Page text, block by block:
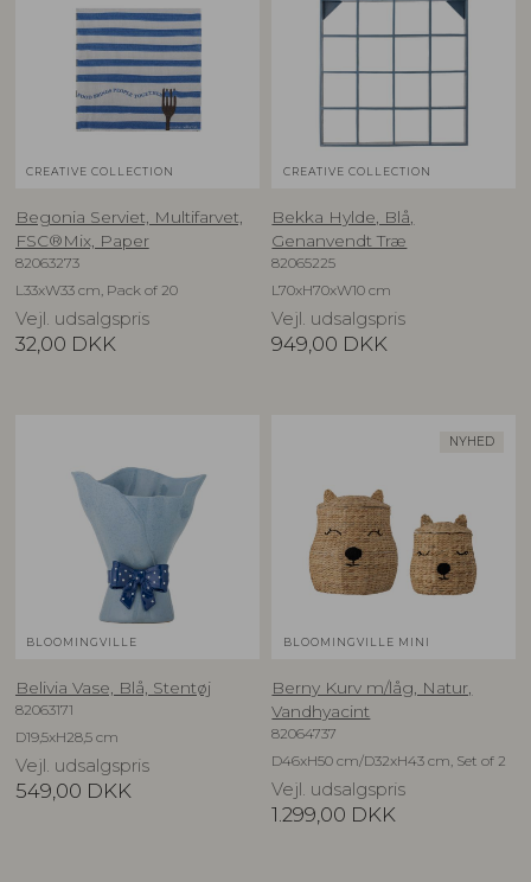
CREATIVE COLLECTION
Begonia Serviet, Multifarvet,
FSC®Mix, Paper
82063273
L33xW33 cm, Pack of 20
Vejl. udsalgspris
32,00 DKK
CREATIVE COLLECTION
Bekka Hylde, Blå,
Genanvendt Træ
82065225
L70xH70xW10 cm
Vejl. udsalgspris
949,00 DKK
BLOOMINGVILLE
Belivia Vase, Blå, Stentøj
82063171
D19,5xH28,5 cm
Vejl. udsalgspris
549,00 DKK
NYHED
BLOOMINGVILLE MINI
Berny Kurv m/låg, Natur,
Vandhyacint
82064737
D46xH50 cm/D32xH43 cm, Set of 2
Vejl. udsalgspris
1.299,00 DKK